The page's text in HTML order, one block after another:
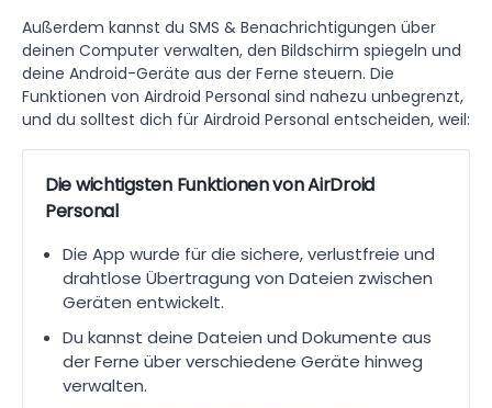
Außerdem kannst du SMS & Benachrichtigungen über
deinen Computer verwalten, den Bildschirm spiegeln und
deine Android-Geräte aus der Ferne steuern. Die
Funktionen von Airdroid Personal sind nahezu unbegrenzt,
und du solltest dich für Airdroid Personal entscheiden, weil:
Die wichtigsten Funktionen von AirDroid
Personal
Die App wurde für die sichere, verlustfreie und
drahtlose Übertragung von Dateien zwischen
Geräten entwickelt.
Du kannst deine Dateien und Dokumente aus
der Ferne über verschiedene Geräte hinweg
verwalten.